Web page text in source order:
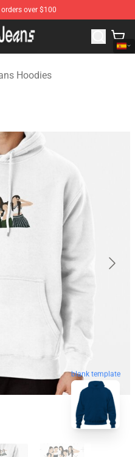
over $100
Merchandise Shop
Hoodies
blank template